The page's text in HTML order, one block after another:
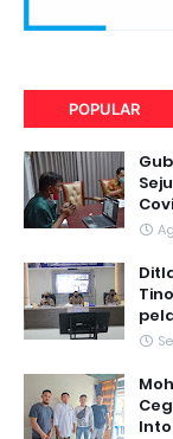
POPULAR